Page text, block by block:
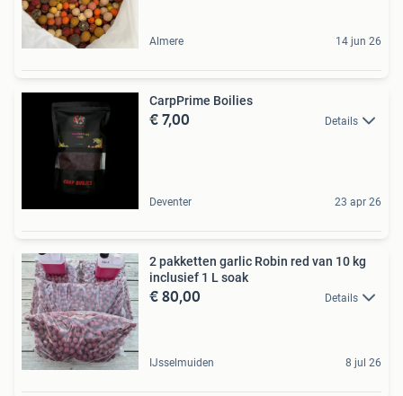
Almere 14 jun 26
CarpPrime Boilies
€ 7,00 Details
Deventer 23 apr 26
2 pakketten garlic Robin red van 10 kg
inclusief 1 L soak
€ 80,00 Details
IJsselmuiden 8 jul 26